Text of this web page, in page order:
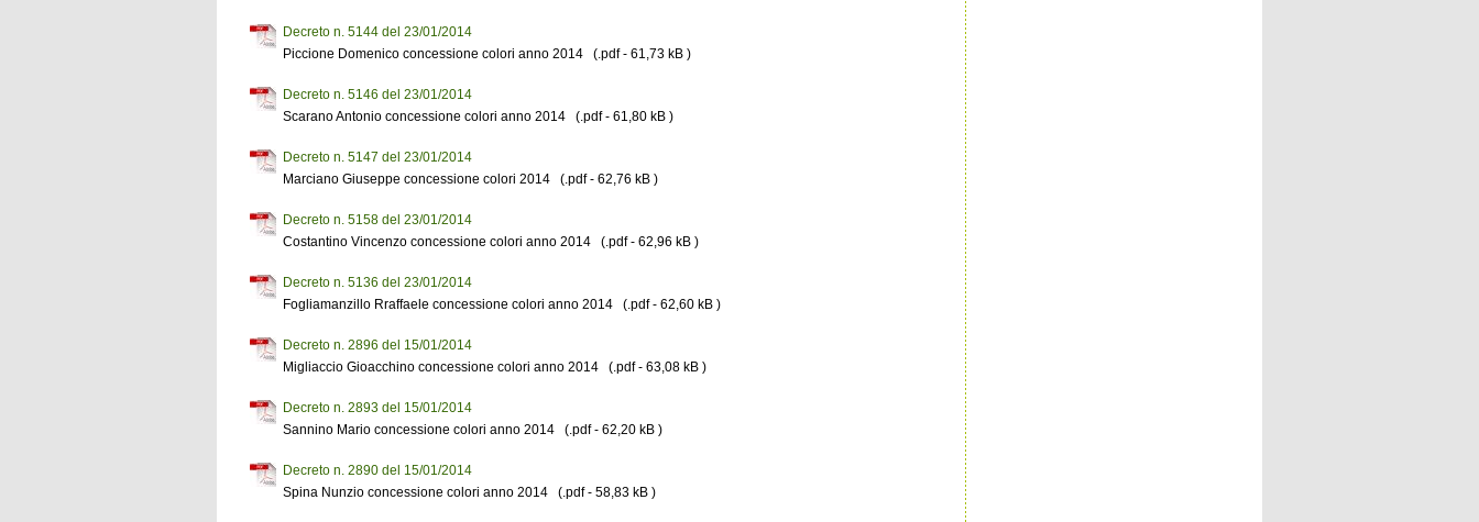
Decreto n. 5144 del 23/01/2014
Piccione Domenico concessione colori anno 2014 (.pdf - 61,73 kB )
Decreto n. 5146 del 23/01/2014
Scarano Antonio concessione colori anno 2014 (.pdf - 61,80 kB )
Decreto n. 5147 del 23/01/2014
Marciano Giuseppe concessione colori 2014 (.pdf - 62,76 kB )
Decreto n. 5158 del 23/01/2014
Costantino Vincenzo concessione colori anno 2014 (.pdf - 62,96 kB )
Decreto n. 5136 del 23/01/2014
Fogliamanzillo Rraffaele concessione colori anno 2014 (.pdf - 62,60 kB )
Decreto n. 2896 del 15/01/2014
Migliaccio Gioacchino concessione colori anno 2014 (.pdf - 63,08 kB )
Decreto n. 2893 del 15/01/2014
Sannino Mario concessione colori anno 2014 (.pdf - 62,20 kB )
Decreto n. 2890 del 15/01/2014
Spina Nunzio concessione colori anno 2014 (.pdf - 58,83 kB )